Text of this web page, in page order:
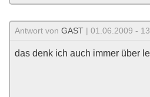
Antwort von GAST | 01.06.2009 -
das denk ich auch immer über